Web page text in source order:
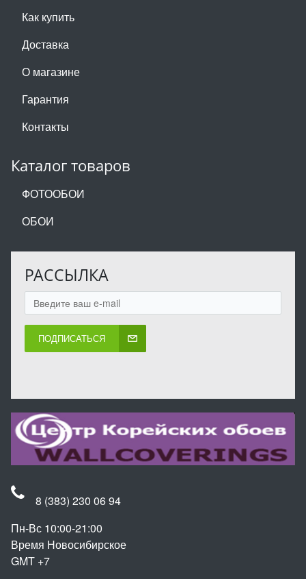
Как купить
Доставка
О магазине
Гарантия
Контакты
Каталог товаров
ФОТООБОИ
ОБОИ
РАССЫЛКА
ПОДПИСАТЬСЯ
8 (383) 230 06 94
Пн-Вс 10:00-21:00
Время Новосибирское
GMT +7